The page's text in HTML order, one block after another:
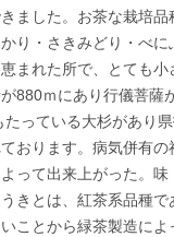
ました。お茶な栽培
り・さきみどり・べ
まれた所で、とても小
880ｍにあり行儀菩薩
っている大杉があり
おります。病気併有
って出来上がった。
きとは、紅茶系品種で
ことから緑茶製造によ